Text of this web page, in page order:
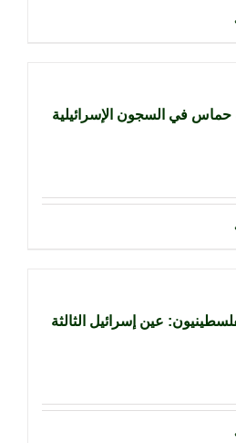
حماس في السجون الإسرائيلية
عين إسرائيل الثالثة